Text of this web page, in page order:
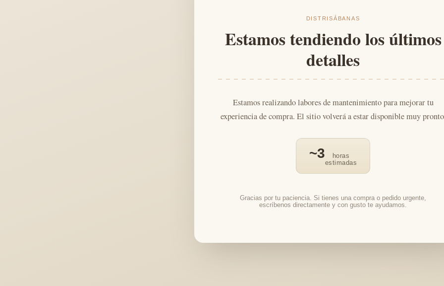
DISTRISÁBANAS
Estamos tendiendo los últimos
detalles
Estamos realizando labores de mantenimiento para mejorar tu
experiencia de compra. El sitio volverá a estar disponible muy
~3
horas
estimadas
Gracias por tu paciencia. Si tienes una compra o pedido urgente,
escríbenos directamente y con gusto te ayudamos.